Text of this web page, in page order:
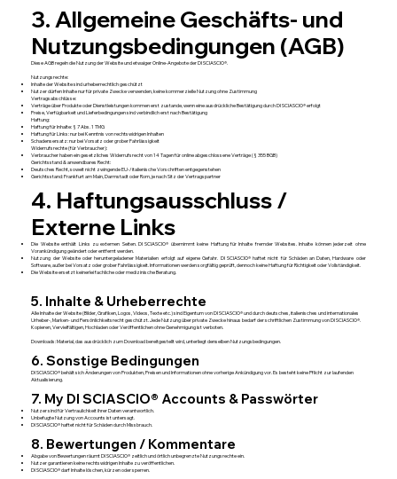
3. Allgemeine Geschäfts- und
Nutzungsbedingungen (AGB)
Diese AGB regeln die Nutzung der Website und etwaiger Online-Angebote der DI SCIASCIO®.
Nutzungsrechte:
Inhalte der Website sind urheberrechtlich geschützt
Nutzer dürfen Inhalte nur für private Zwecke verwenden, keine kommerzielle Nutzung ohne Zustimmung
Vertragsabschlüsse:
Verträge über Produkte oder Dienstleistungen kommen erst zustande, wenn eine ausdrückliche Bestätigung durch DI SCIASCIO® erfolgt
Preise, Verfügbarkeit und Lieferbedingungen sind verbindlich erst nach Bestätigung
Haftung:
Haftung für Inhalte: § 7 Abs. 1 TMG
Haftung für Links: nur bei Kenntnis von rechtswidrigen Inhalten
Schadensersatz: nur bei Vorsatz oder grober Fahrlässigkeit
Widerrufsrechte (für Verbraucher):
Verbraucher haben ein gesetzliches Widerrufsrecht von 14 Tagen für online abgeschlossene Verträge (§ 355 BGB)
Gerichtsstand & anwendbares Recht:
Deutsches Recht, soweit nicht zwingende EU-/italienische Vorschriften entgegenstehen
Gerichtsstand: Frankfurt am Main, Darmstadt oder Rom, je nach Sitz der Vertragspartner
4. Haftungsausschluss /
Externe Links
Die Website enthält Links zu externen Seiten. DI SCIASCIO® übernimmt keine Haftung für Inhalte fremder Websites. Inhalte können jederzeit ohne
Vorankündigung geändert oder entfernt werden.
Nutzung der Website oder heruntergeladener Materialien erfolgt auf eigene Gefahr. DI SCIASCIO® haftet nicht für Schäden an Daten, Hardware oder
Software, außer bei Vorsatz oder grober Fahrlässigkeit. Informationen werden sorgfältig geprüft, dennoch keine Haftung für Richtigkeit oder Vollständigkeit.
Die Website ersetzt keinerlei fachliche oder medizinische Beratung.
5. Inhalte & Urheberrechte
Alle Inhalte der Website (Bilder, Grafiken, Logos, Videos, Texte etc.) sind Eigentum von DI SCIASCIO® und durch deutsches, italienisches und internationales
Urheber-, Marken- und Persönlichkeitsrecht geschützt. Jede Nutzung über private Zwecke hinaus bedarf der schriftlichen Zustimmung von DI SCIASCIO®.
Kopieren, Vervielfältigen, Hochladen oder Veröffentlichen ohne Genehmigung ist verboten.
Downloads: Material, das ausdrücklich zum Download bereitgestellt wird, unterliegt denselben Nutzungsbedingungen.​
6. Sonstige Bedingungen
DI SCIASCIO® behält sich Änderungen von Produkten, Preisen und Informationen ohne vorherige Ankündigung vor. Es besteht keine Pflicht zur laufenden
Aktualisierung.
7. My DI SCIASCIO® Accounts & Passwörter
Nutzer sind für Vertraulichkeit ihrer Daten verantwortlich.
Unbefugte Nutzung von Accounts ist untersagt.
DI SCIASCIO® haftet nicht für Schäden durch Missbrauch.
8. Bewertungen / Kommentare
Abgabe von Bewertungen räumt DI SCIASCIO® zeitlich und örtlich unbegrenzte Nutzungsrechte ein.
Nutzer garantieren keine rechtswidrigen Inhalte zu veröffentlichen.
DI SCIASCIO® darf Inhalte löschen, kürzen oder sperren.​